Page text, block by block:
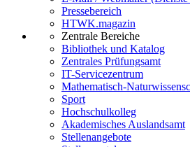
Pressebereich
HTWK.magazin
Zentrale Bereiche
Bibliothek und Katalog
Zentrales Prüfungsamt
IT-Servicezentrum
Mathematisch-
Sport
Hochschulkolleg
Akademisches Auslandsamt
Stellenangebote